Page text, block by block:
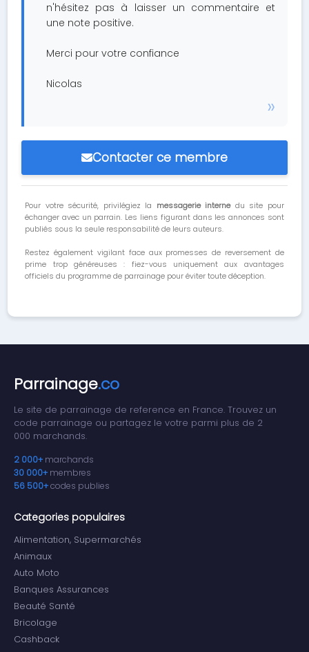
n'hésitez pas à laisser un commentaire et
une note positive.
Merci pour votre confiance
Nicolas
Contacter ce membre
Pour votre sécurité, privilégiez la messagerie internedu site pour
échanger avec un parrain. Les liens figurant dans les annonces sont
publiés sous la seule responsabilité de leurs auteurs.
Restez également vigilant face aux promesses de reversement de
prime trop généreuses : fiez-vous uniquement aux avantages
officiels du programme de parrainage pour éviter toute déception.
Parrainage.co
Le site de parrainage de reference en France. Trouvez un
code parrainage ou partagez le votre parmi plus de 2
000 marchands.
2 000+ marchands
30 000+ membres
56 500+codes publies
Categories populaires
Alimentation, Supermarchés
Animaux
Auto Moto
Banques Assurances
Beauté Santé
Bricolage
Cashback